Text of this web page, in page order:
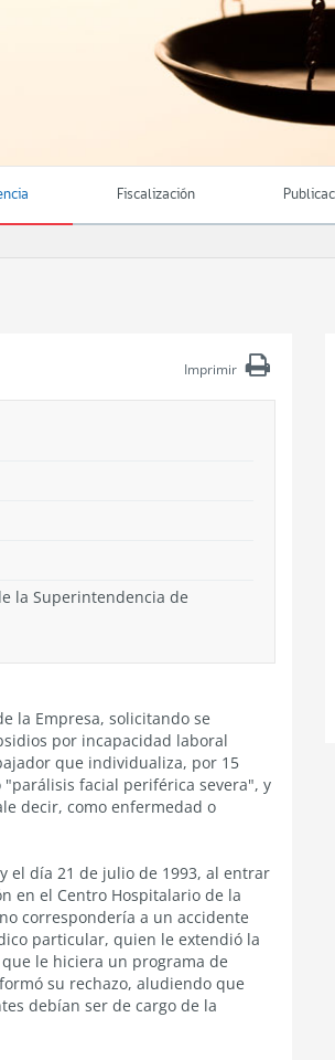
Fiscalización
Imprimir
la Superintendencia de
la Empresa, solicitando se
por incapacidad laboral
que individualiza, por 15
facial periférica severa", y
decir, como enfermedad o
el día 21 de julio de 1993, al entrar
en el Centro Hospitalario de la
correspondería a un accidente
particular, quien le extendió la
le hiciera un programa de
su rechazo, aludiendo que
debían ser de cargo de la